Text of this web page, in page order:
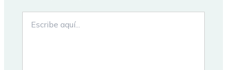
aquí...